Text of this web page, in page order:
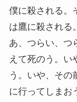
僕に殺される。
は鷹に殺される
あ、つらい、つ
えて死のう。い
う。いや、その
に行ってしまお